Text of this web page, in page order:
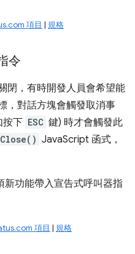
項目 | 規格
令
閉，有時開發人員會希望能
，對話方塊會觸發取消事
按下 ESC 鍵) 時才會觸發此
JavaScript 函式，
新功能帶入宣告式呼叫器指
項目 | 規格